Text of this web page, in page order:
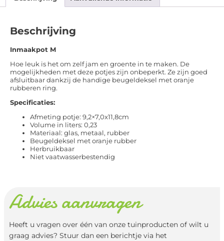
Beschrijving
Inmaakpot M
Hoe leuk is het om zelf jam en groente in te maken. De
mogelijkheden met deze potjes zijn onbeperkt. Ze zijn goed
afsluitbaar dankzij de handige beugeldeksel met oranje
rubberen ring.
Specificaties:
Afmeting potje: 9,2×7,0x11,8cm
Volume in liters: 0,23
Materiaal: glas, metaal, rubber
Beugeldeksel met oranje rubber
Herbruikbaar
Niet vaatwasserbestendig
Advies aanvragen
Heeft u vragen over één van onze tuinproducten of wilt u
graag advies? Stuur dan een berichtje via het